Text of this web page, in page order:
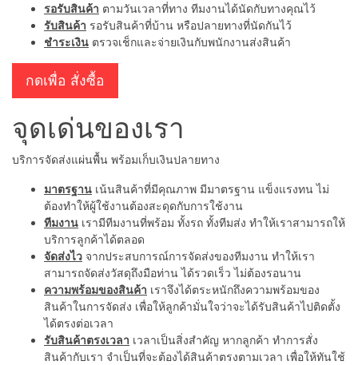
รอรับสินค้า ตามวันเวลาที่ทาง ทีมงานได้นัดกับทางคุณไว้
รับสินค้า รอรับสินค้าที่บ้าน หรือปลายทางที่นัดกันไว้
ชำระเงิน ตรวจเช็กและจ่ายเงินกับพนักงานส่งสินค้า
กดเพื่อ สั่งซื้อ
จุดเด่นของเรา
บริการจัดส่งแผ่นพื้น พร้อมเก็บเงินปลายทาง
มาตรฐาน เน้นสินค้าที่มีคุณภาพ มีมาตรฐาน แข็งแรงทน ไม่
ต้องทำให้ผู้ใช้งานต้องสะดุดกับการใช้งาน
ทีมงาน เรามีทีมงานที่พร้อม ทั้งรถ ทั้งทีมส่ง ทำให้เราสามารถให้
บริการลูกค้าได้ตลอด
จัดส่งไว จากประสบการณ์การจัดส่งของทีมงาน ทำให้เรา
สามารถจัดส่งวัสดุถึงมือท่าน ได้รวดเร็ว ไม่ต้องรอนาน
ความพร้อมของสินค้า เราจึงได้ตระหนักถึงความพร้อมของ
สินค้าในการจัดส่ง เพื่อให้ลูกค้ามั่นใจว่าจะได้รับสินค้าไปติดตั้ง
ได้ตรงต่อเวลา
รับสินค้าตรงเวลา เวลาเป็นสิ่งสำคัญ หากลูกค้า ทำการสั่ง
สินค้ากับเรา จำเป็นที่จะต้องได้สินค้าตรงตามเวลา เพื่อให้ทันใช้